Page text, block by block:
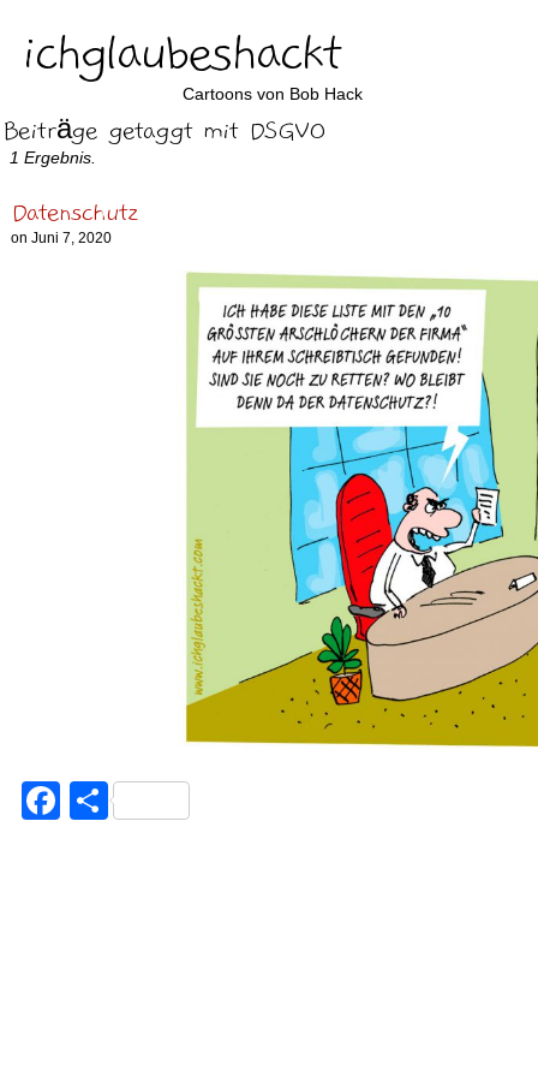
ichglaubeshackt
Cartoons von Bob Hack
Beiträge getaggt mit DSGVO
1 Ergebnis.
Datenschutz
on Juni 7, 2020
Facebook
Teilen